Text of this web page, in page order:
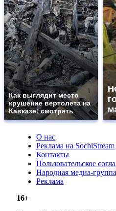
Как выглядит место
крушение вертолета на
Кавказе: смотреть
О нас
Реклама на SochiStream
Контакты
Пользовательское
Народная медиа-группа
Реклама
16+